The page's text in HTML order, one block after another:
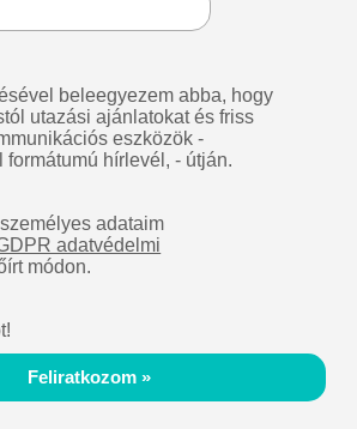
beleegyezem abba, hogy
utazási ajánlatokat és friss
eszközök -
hírlevél, - útján.
adataim
adatvédelmi
módon.
Feliratkozom »